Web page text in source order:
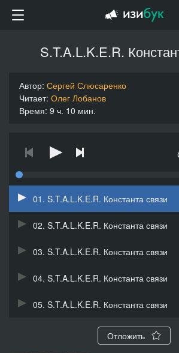
S.T.A.L.K.E.R.
Автор: Сергей Слюсаренко
Читает: Олег Лобанов
Время: 9 ч. 10 мин.
01. S.T.A.L.K.E.R. Константа связи
02. S.T.A.L.K.E.R. Константа связи
03. S.T.A.L.K.E.R. Константа связи
04. S.T.A.L.K.E.R. Константа связи
05. S.T.A.L.K.E.R. Константа связи
Отложить